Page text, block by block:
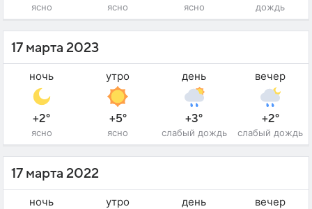
ясно ясно ясно дождь
17 марта 2023
ночь
+2°
ясно
утро
+5°
ясно
день
+3°
слабый дождь
вечер
+2°
слабый дождь
17 марта 2022
ночь утро день вечер